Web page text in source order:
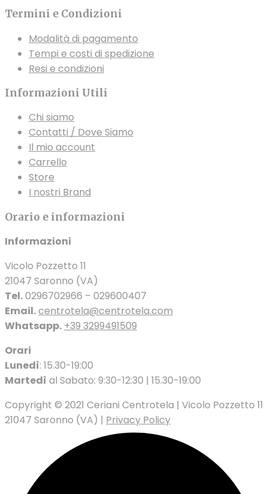
Termini e Condizioni
Modalità di pagamento
Tempi e costi di spedizione
Resi e condizioni
Informazioni Utili
Chi siamo
Contatti / Dove Siamo
Il mio account
Carrello
Store
I nostri Brand
Orario e informazioni
Informazioni
Vicolo Pozzetto 11
21047 Saronno (VA)
Tel.0296702966 – 029600407
Email.centrotela@centrotela.com
Whatsapp. +39 3299491509
Orari
Lunedì: 15.30-19:00
Martedì al Sabato: 9:30-12:30 | 15.30-19:00
Copyright © 2021 Ceriani Centrotela | Vicolo Pozzetto 11
21047 Saronno (VA) | Privacy Policy